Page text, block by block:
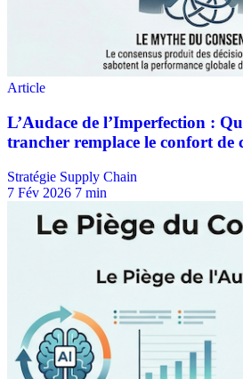
Stratégie Supply Chain
7 Fév 2026 7 min